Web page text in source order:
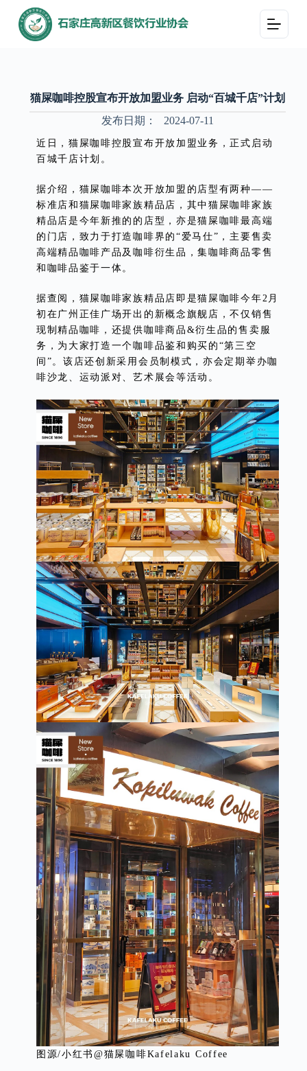
跳
过
猫屎咖啡控股宣布开放加盟业务 启动“百城千店”计划
发布日期：
2024-07-11
近日，猫屎咖啡控股宣布开放加盟业务，正式启动
百城千店计划。
据介绍，猫屎咖啡本次开放加盟的店型有两种——
标准店和猫屎咖啡家族精品店，其中猫屎咖啡家族
精品店是今年新推的的店型，亦是猫屎咖啡最高端
的门店，致力于打造咖啡界的“爱马仕”，主要售卖
高端精品咖啡产品及咖啡衍生品，集咖啡商品零售
和咖啡品鉴于一体。
据查阅，猫屎咖啡家族精品店即是猫屎咖啡今年2月
初在广州正佳广场开出的新概念旗舰店，不仅销售
现制精品咖啡，还提供咖啡商品&衍生品的售卖服
务，为大家打造一个咖啡品鉴和购买的“第三空
间”。该店还创新采用会员制模式，亦会定期举办咖
啡沙龙、运动派对、艺术展会等活动。
图源/小红书@猫屎咖啡Kafelaku Coffee